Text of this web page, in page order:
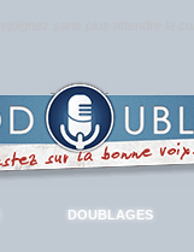
DOUBLAGES